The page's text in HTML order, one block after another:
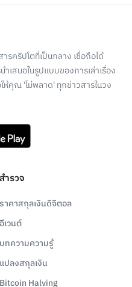
รคริปโตที่เป็นกลาง เชื่อถือได้
เสนอในรูปแบบของการเล่าเรื่อง
ห้คุณ 'ไม่พลาด' ทุกข่าวสารในวง
สำรวจ
ราคาสกุลเงินดิจิตอล
อีเวนต์
บทความความรู้
แปลงสกุลเงิน
Bitcoin Halving